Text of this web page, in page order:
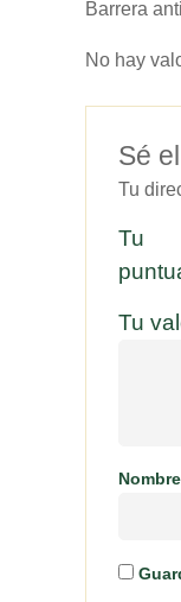
Barrera
No hay
Sé
Tu
Tu
Tu
Nombre